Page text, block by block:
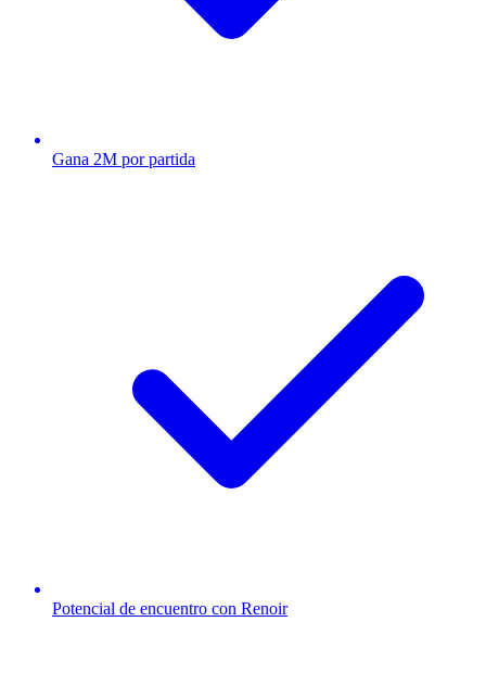
Gana 2M por partida
Potencial de encuentro con Renoir